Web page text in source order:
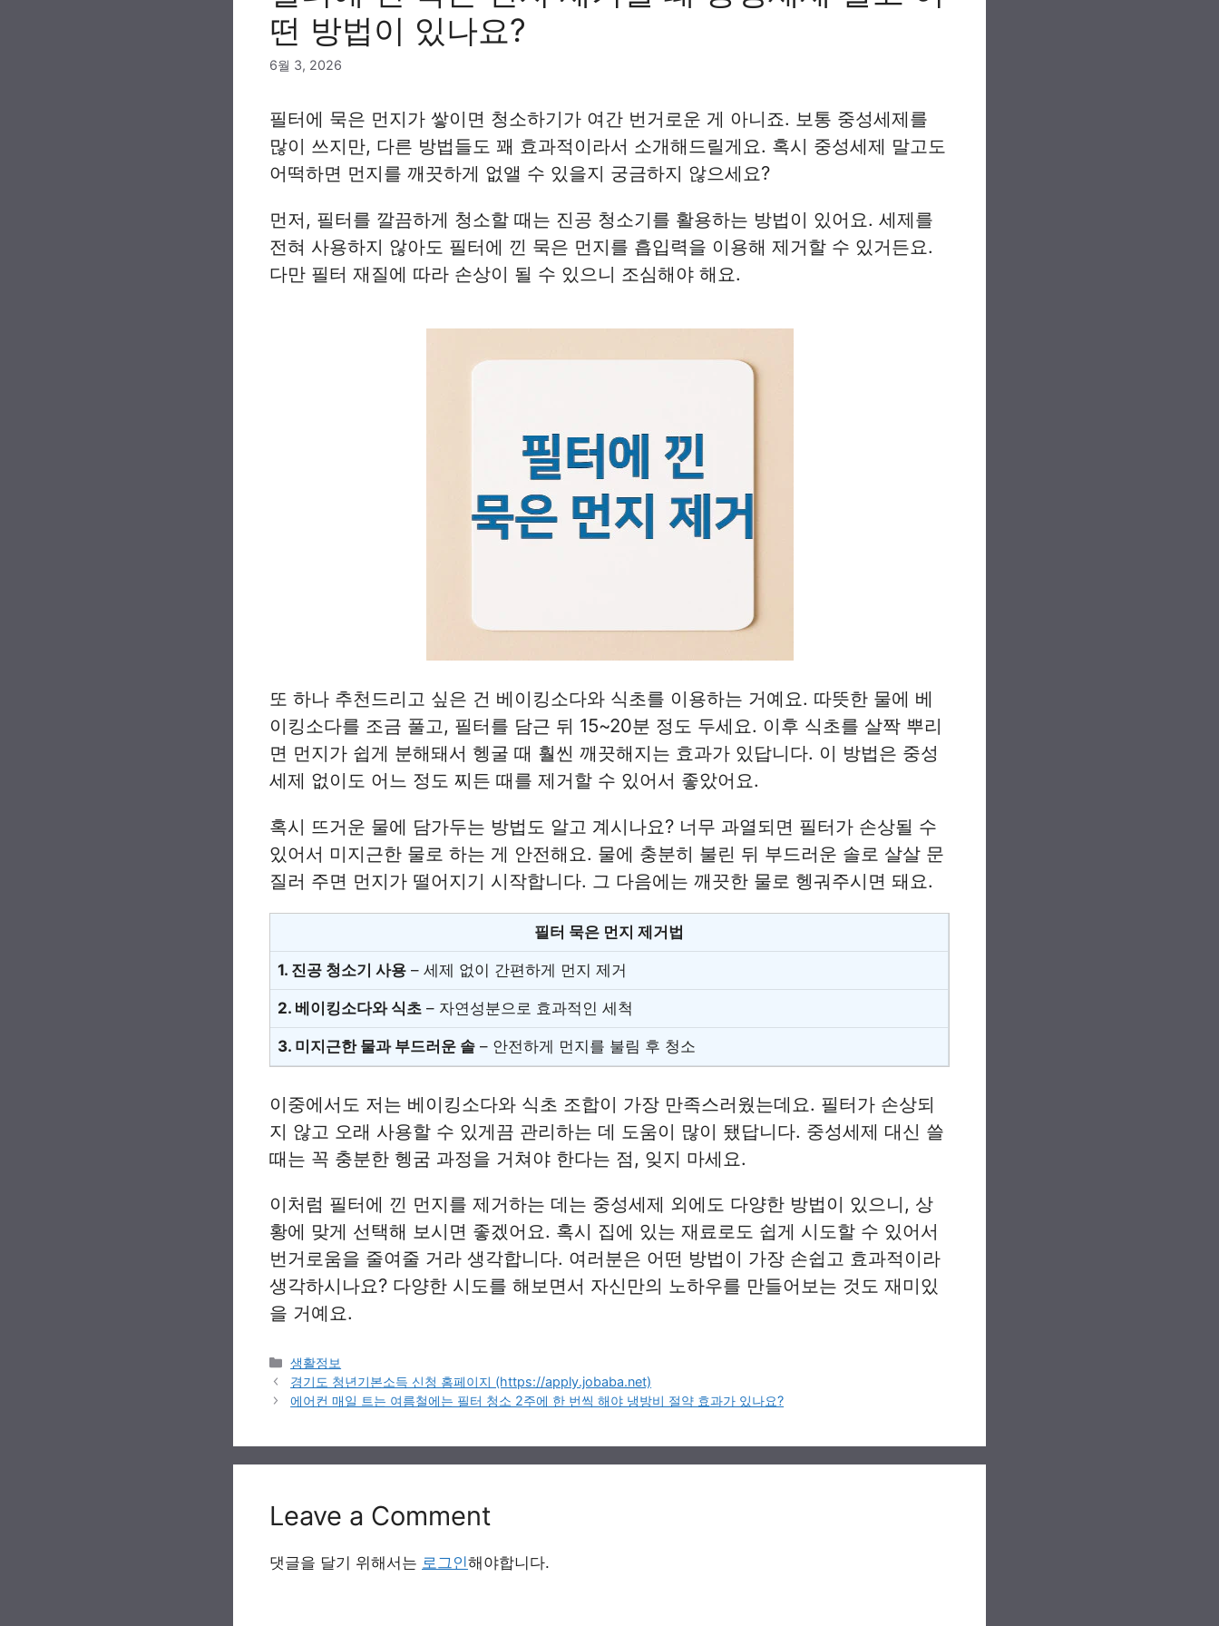
떤 방법이 있나요?
6월 3, 2026
필터에 묵은 먼지가 쌓이면 청소하기가 여간 번거로운 게 아니죠. 보통 중성세제를
많이 쓰지만, 다른 방법들도 꽤 효과적이라서 소개해드릴게요. 혹시 중성세제 말고도
어떡하면 먼지를 깨끗하게 없앨 수 있을지 궁금하지 않으세요?
먼저, 필터를 깔끔하게 청소할 때는 진공 청소기를 활용하는 방법이 있어요. 세제를
전혀 사용하지 않아도 필터에 낀 묵은 먼지를 흡입력을 이용해 제거할 수 있거든요.
다만 필터 재질에 따라 손상이 될 수 있으니 조심해야 해요.
또 하나 추천드리고 싶은 건 베이킹소다와 식초를 이용하는 거예요. 따뜻한 물에 베
이킹소다를 조금 풀고, 필터를 담근 뒤 15~20분 정도 두세요. 이후 식초를 살짝 뿌리
면 먼지가 쉽게 분해돼서 헹굴 때 훨씬 깨끗해지는 효과가 있답니다. 이 방법은 중성
세제 없이도 어느 정도 찌든 때를 제거할 수 있어서 좋았어요.
혹시 뜨거운 물에 담가두는 방법도 알고 계시나요? 너무 과열되면 필터가 손상될 수
있어서 미지근한 물로 하는 게 안전해요. 물에 충분히 불린 뒤 부드러운 솔로 살살 문
질러 주면 먼지가 떨어지기 시작합니다. 그 다음에는 깨끗한 물로 헹궈주시면 돼요.
필터 묵은 먼지 제거법
1. 진공 청소기 사용 – 세제 없이 간편하게 먼지 제거
2. 베이킹소다와 식초 – 자연성분으로 효과적인 세척
3. 미지근한 물과 부드러운 솔 – 안전하게 먼지를 불림 후 청소
이중에서도 저는 베이킹소다와 식초 조합이 가장 만족스러웠는데요. 필터가 손상되
지 않고 오래 사용할 수 있게끔 관리하는 데 도움이 많이 됐답니다. 중성세제 대신 쓸
때는 꼭 충분한 헹굼 과정을 거쳐야 한다는 점, 잊지 마세요.
이처럼 필터에 낀 먼지를 제거하는 데는 중성세제 외에도 다양한 방법이 있으니, 상
황에 맞게 선택해 보시면 좋겠어요. 혹시 집에 있는 재료로도 쉽게 시도할 수 있어서
번거로움을 줄여줄 거라 생각합니다. 여러분은 어떤 방법이 가장 손쉽고 효과적이라
생각하시나요? 다양한 시도를 해보면서 자신만의 노하우를 만들어보는 것도 재미있
을 거예요.
Categories
생활정보
경기도 청년기본소득 신청 홈페이지 (https://apply.jobaba.net)
에어컨 매일 트는 여름철에는 필터 청소 2주에 한 번씩 해야 냉방비 절약 효과가 있나요?
Leave a Comment
댓글을 달기 위해서는 로그인해야합니다.